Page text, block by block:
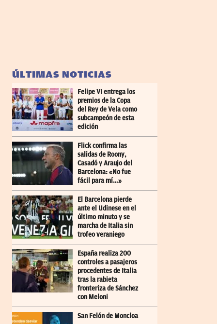
ÚLTIMAS NOTICIAS
Felipe VI entrega los
premios de la Copa
del Rey de Vela como
subcampeón de esta
edición
Flick confirma las
salidas de Roony,
Casadó y Araujo del
Barcelona: «No fue
fácil para mí…»
El Barcelona pierde
ante el Udinese en el
último minuto y se
marcha de Italia sin
trofeo veraniego
España realiza 200
controles a pasajeros
procedentes de Italia
tras la rabieta
fronteriza de Sánchez
con Meloni
San Felón de Moncloa